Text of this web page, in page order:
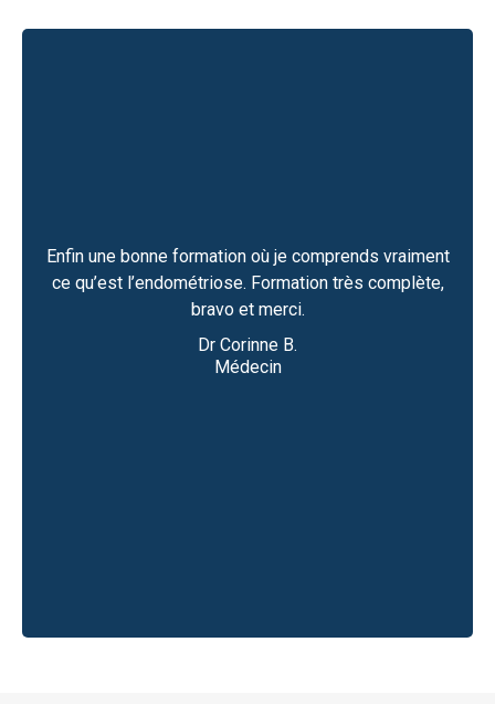
Enfin une bonne formation où je comprends vraiment
ce qu’est l’endométriose. Formation très complète,
bravo et merci.
Dr Corinne B.
Médecin